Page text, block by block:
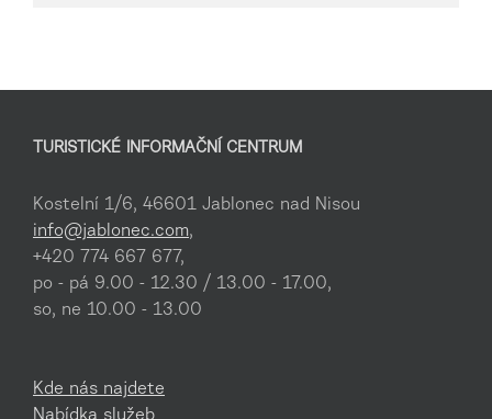
TURISTICKÉ INFORMAČNÍ CENTRUM
Kostelní 1/6, 46601 Jablonec nad Nisou
info@jablonec.com,
+420 774 667 677,
po - pá 9.00 - 12.30 / 13.00 - 17.00,
so, ne 10.00 - 13.00
Kde nás najdete